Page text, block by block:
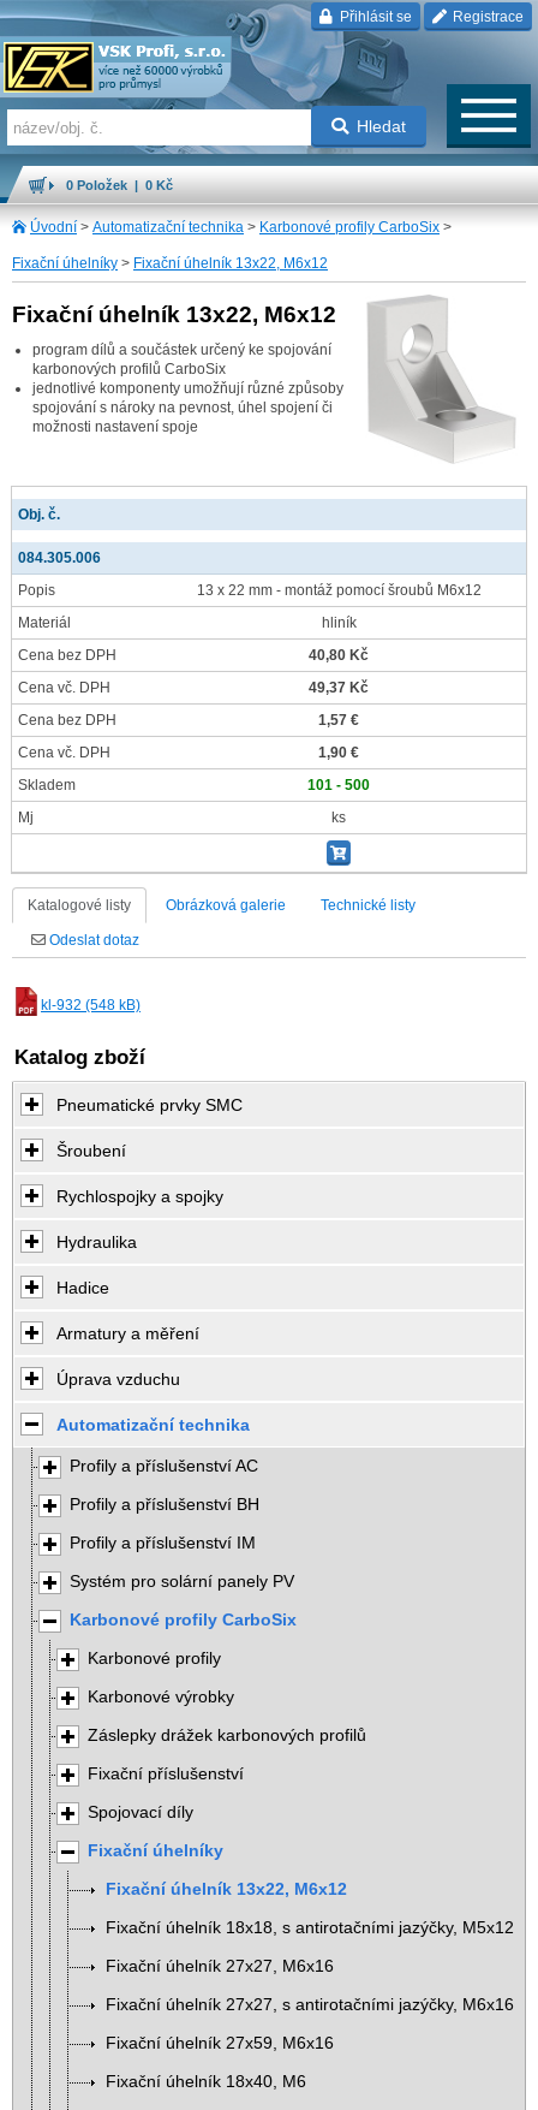
Přihlásit se Registrace
Hledat
0 Položek | 0 Kč
Úvodní > Automatizační technika > Karbonové profily CarboSix >
Fixační úhelníky > Fixační úhelník 13x22, M6x12
Fixační úhelník 13x22, M6x12
program dílů a součástek určený ke spojování
karbonových profilů CarboSix
jednotlivé komponenty umožňují různé způsoby
spojování s nároky na pevnost, úhel spojení či
možnosti nastavení spoje
Obj. č.
084.305.006
Popis
13 x 22 mm - montáž pomocí šroubů M6x12
Materiál
hliník
Cena bez DPH
40,80 Kč
Cena vč. DPH
49,37 Kč
Cena bez DPH
1,57 €
Cena vč. DPH
1,90 €
Skladem
101 - 500
Mj
ks
Katalogové listy Obrázková galerie Technické listy
Odeslat dotaz
kl-932 (548 kB)
Katalog zboží
Pneumatické prvky SMC
Šroubení
Rychlospojky a spojky
Hydraulika
Hadice
Armatury a měření
Úprava vzduchu
Automatizační technika
Profily a příslušenství AC
Profily a příslušenství BH
Profily a příslušenství IM
Systém pro solární panely PV
Karbonové profily CarboSix
Karbonové profily
Karbonové výrobky
Záslepky drážek karbonových profilů
Fixační příslušenství
Spojovací díly
Fixační úhelníky
Fixační úhelník 13x22, M6x12
Fixační úhelník 18x18, s antirotačními jazýčky, M5x12
Fixační úhelník 27x27, M6x16
Fixační úhelník 27x27, s antirotačními jazýčky, M6x16
Fixační úhelník 27x59, M6x16
Fixační úhelník 18x40, M6